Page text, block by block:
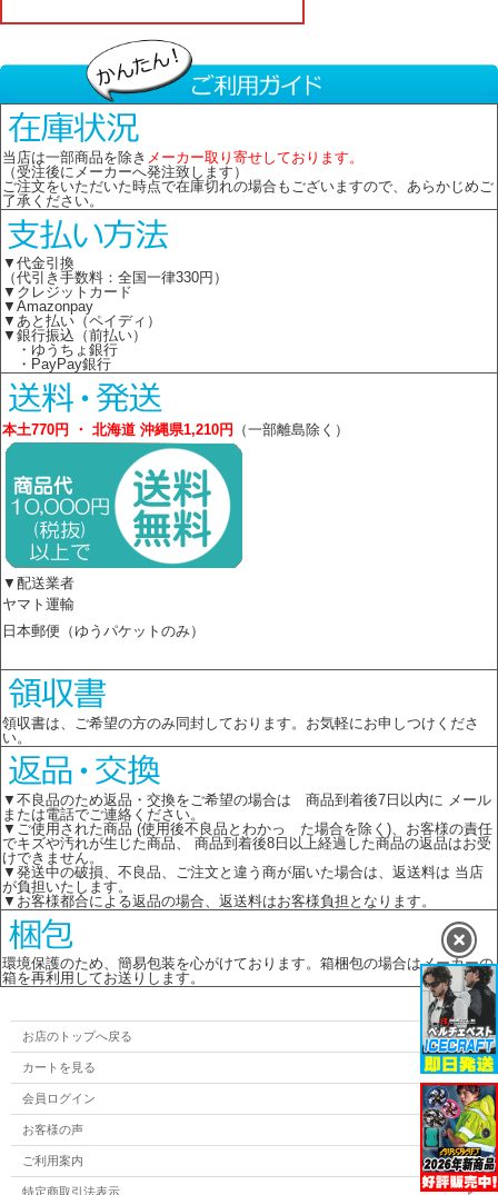
当店は一部商品を除き メーカー取り寄せしております。
（受注後にメーカーへ発注致します）
ご注文をいただいた時点で在庫切れの場合もございますので、あらかじめご
了承ください。
▼代金引換
（代引き手数料：全国一律330円）
▼クレジットカード
▼Amazonpay
▼あと払い（ペイディ）
▼銀行振込（前払い）
・ゆうちょ銀行
・PayPay銀行
本土770円 ・ 北海道 沖縄県1,210円 （一部離島除く）
▼配送業者
ヤマト運輸
日本郵便（ゆうパケットのみ）
領収書は、ご希望の方のみ同封しております。お気軽にお申しつけくださ
い。
▼不良品のため返品・交換をご希望の場合は 商品到着後7日以内に メール
または電話でご連絡ください。
▼ご使用された商品 (使用後不良品とわかっ た場合を除く)、お客様の責任
でキズや汚れが生じた商品、 商品到着後8日以上経過した商品の返品はお受
けできません。
▼発送中の破損、不良品、ご注文と違う商が届いた場合は、返送料は 当店
が負担いたします。
▼お客様都合による返品の場合、返送料はお客様負担となります。
環境保護のため、簡易包装を心がけております。箱梱包の場合はメーカーの
箱を再利用してお送りします。
お店のトップへ戻る
カートを見る
会員ログイン
お客様の声
ご利用案内
特定商取引法表示